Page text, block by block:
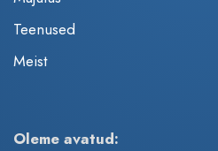
Teenused
Meist
Oleme avatud: